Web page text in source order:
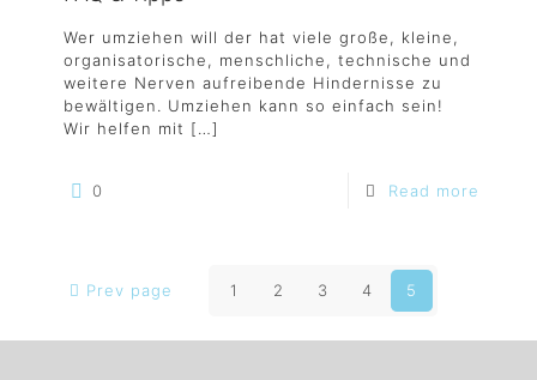
Wer umziehen will der hat viele große, kleine,
organisatorische, menschliche, technische und
weitere Nerven aufreibende Hindernisse zu
bewältigen. Umziehen kann so einfach sein!
Wir helfen mit […]
0 Read more
Prev page 1 2 3 4 5